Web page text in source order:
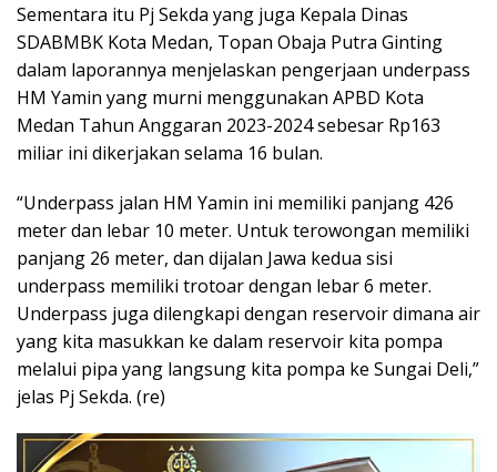
Sementara itu Pj Sekda yang juga Kepala Dinas
SDABMBK Kota Medan, Topan Obaja Putra Ginting
dalam laporannya menjelaskan pengerjaan underpass
HM Yamin yang murni menggunakan APBD Kota
Medan Tahun Anggaran 2023-2024 sebesar Rp163
miliar ini dikerjakan selama 16 bulan.
“Underpass jalan HM Yamin ini memiliki panjang 426
meter dan lebar 10 meter. Untuk terowongan memiliki
panjang 26 meter, dan dijalan Jawa kedua sisi
underpass memiliki trotoar dengan lebar 6 meter.
Underpass juga dilengkapi dengan reservoir dimana air
yang kita masukkan ke dalam reservoir kita pompa
melalui pipa yang langsung kita pompa ke Sungai Deli,”
jelas Pj Sekda. (re)